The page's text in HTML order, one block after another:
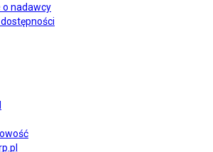
o nadawcy